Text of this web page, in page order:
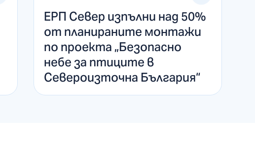
ЕРП Север изпълни над 50%
от планираните монтажи
по проекта „Безопасно
небе за птиците в
Североизточна България“